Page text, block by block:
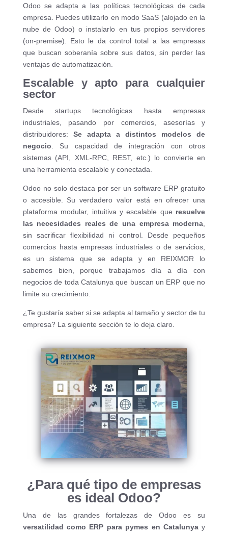
Odoo se adapta a las políticas tecnológicas de cada
empresa. Puedes utilizarlo en modo SaaS (alojado en la
nube de Odoo) o instalarlo en tus propios servidores
(on-premise). Esto le da control total a las empresas
que buscan soberanía sobre sus datos, sin perder las
ventajas de automatización.
Escalable y apto para cualquier
sector
Desde startups tecnológicas hasta empresas
industriales, pasando por comercios, asesorías y
distribuidores: Se adapta a distintos modelos de
negocio . Su capacidad de integración con otros
sistemas (API, XML-RPC, REST, etc.) lo convierte en
una herramienta escalable y conectada.
Odoo no solo destaca por ser un software ERP gratuito
o accesible. Su verdadero valor está en ofrecer una
plataforma modular, intuitiva y escalable que resuelve
las necesidades reales de una empresa moderna
sin sacrificar flexibilidad ni control. Desde pequeños
comercios hasta empresas industriales o de servicios,
es un sistema que se adapta y en REIXMOR lo
sabemos bien, porque trabajamos día a día con
negocios de toda Catalunya que buscan un ERP que no
limite su crecimiento.
¿Te gustaría saber si se adapta al tamaño y sector de tu
empresa? La siguiente sección te lo deja claro.
¿Para qué tipo de empresas
es ideal Odoo?
Una de las grandes fortalezas de Odoo es su
versatilidad como ERP para pymes en Catalunyay